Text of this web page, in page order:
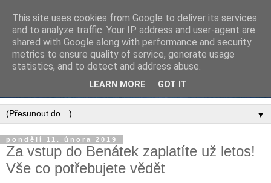
▼
pondělí 11. února 2019
Za vstup do Benátek zaplatíte už letos!
Vše co potřebujete vědět
This site uses cookies from Google to deliver its services
and to analyze traffic. Your IP address and user-agent are
shared with Google along with performance and security
metrics to ensure quality of service, generate usage
statistics, and to detect and address abuse.
LEARN MORE GOT IT